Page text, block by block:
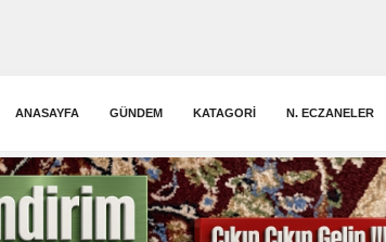
ANASAYFA GÜNDEM KATAGORİ N. ECZANELER